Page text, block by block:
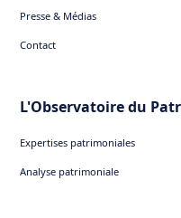
Presse & Médias
Contact
L'Observatoire du
Expertises patrimoniales
Analyse patrimoniale